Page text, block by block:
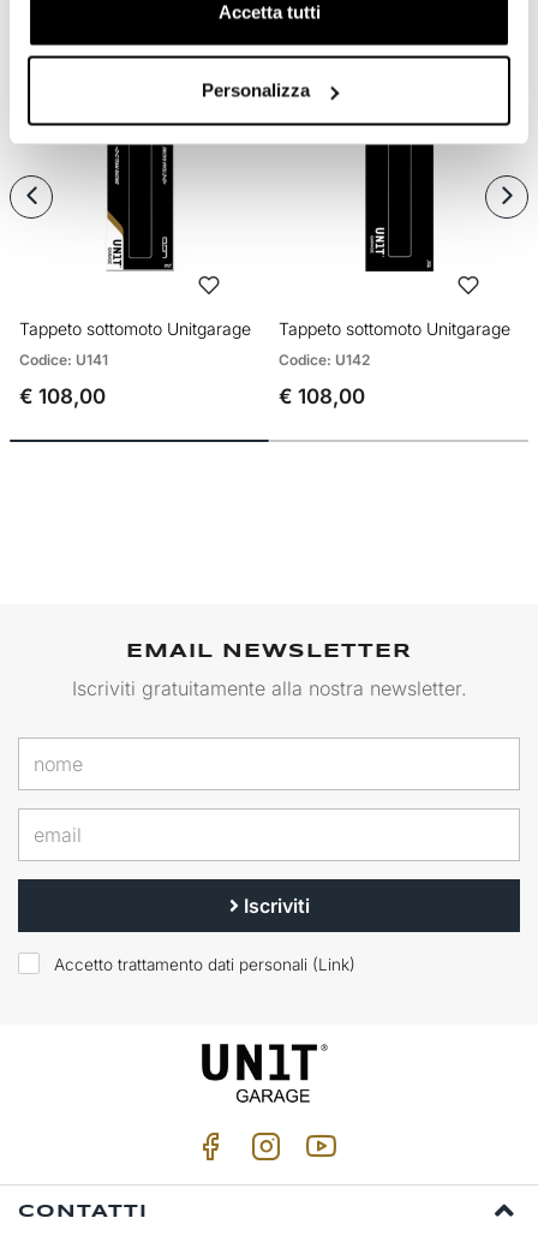
Accetta tutti
Personalizza
Tappeto sottomoto Unitgarage
Codice: U141
€ 108,00
Tappeto sottomoto Unitgarage
Codice: U142
€ 108,00
EMAIL NEWSLETTER
Iscriviti gratuitamente alla nostra newsletter.
Iscriviti
Accetto trattamento dati personali (Link)
CONTATTI